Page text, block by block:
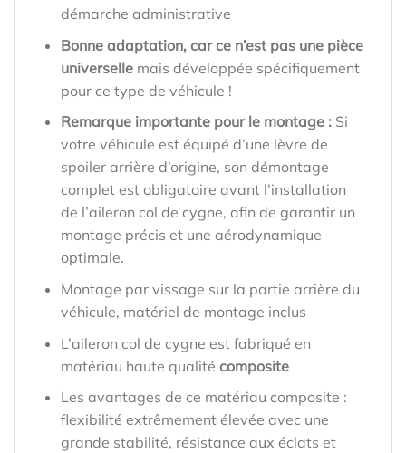
démarche administrative
Bonne adaptation, car ce n’est pas une pièce
universellemais développée spécifiquement
pour ce type de véhicule !
Remarque importante pour le montage : Si
votre véhicule est équipé d’une lèvre de
spoiler arrière d’origine, son démontage
complet est obligatoire avant l’installation
de l’aileron col de cygne, afin de garantir un
montage précis et une aérodynamique
optimale.
Montage par vissage sur la partie arrière du
véhicule, matériel de montage inclus
L’aileron col de cygne est fabriqué en
matériau haute qualité composite
Les avantages de ce matériau composite :
flexibilité extrêmement élevée avec une
grande stabilité, résistance aux éclats et